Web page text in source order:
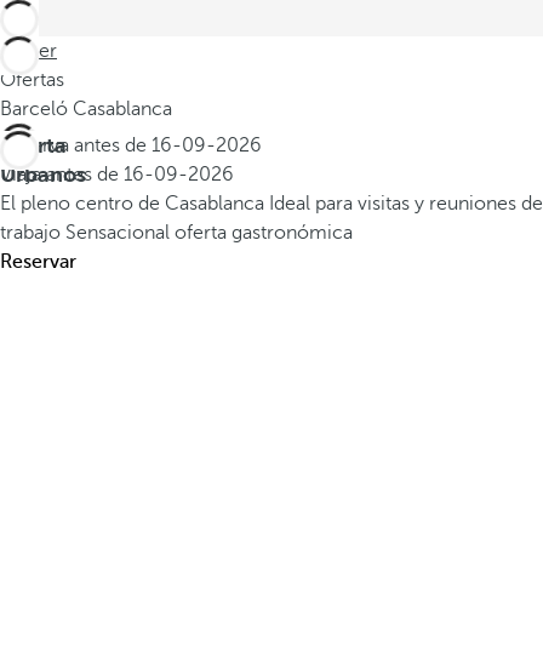
Volver
Ofertas
Barceló Casablanca
Oferta
Urbanos
Reserva antes de 16-09-2026
Viaja antes de 16-09-2026
El pleno centro de Casablanca Ideal para visitas y reuniones de
trabajo Sensacional oferta gastronómica
Reservar